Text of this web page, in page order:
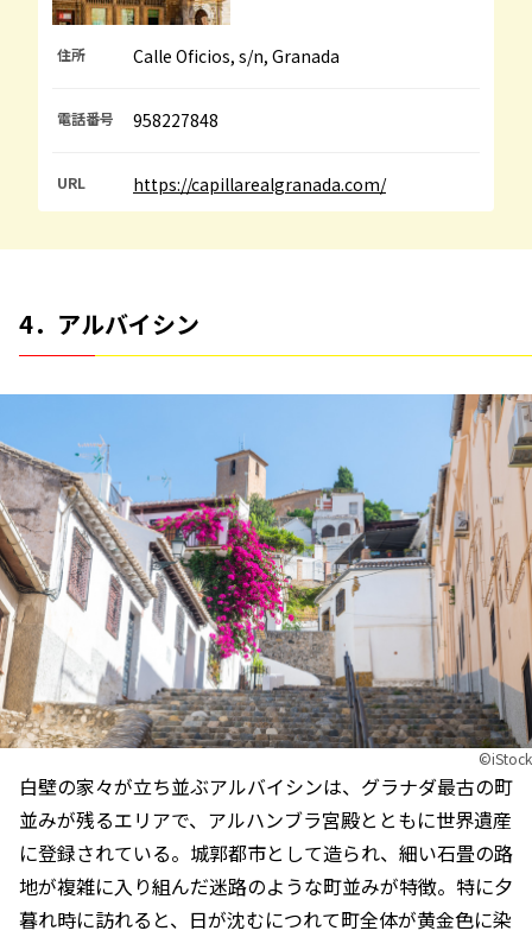
住所 Calle Oficios, s/n, Granada
電話番号 958227848
URL https://capillarealgranada.com/
4．アルバイシン
©︎iStock
白壁の家々が立ち並ぶアルバイシンは、グラナダ最古の町
並みが残るエリアで、アルハンブラ宮殿とともに世界遺産
に登録されている。城郭都市として造られ、細い石畳の路
地が複雑に入り組んだ迷路のような町並みが特徴。特に夕
暮れ時に訪れると、日が沈むにつれて町全体が黄金色に染